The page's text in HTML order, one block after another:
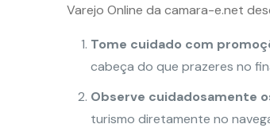
Varejo Online da camara-e.net
Tome cuidado com
cabeça do que prazeres no
Observe cuidadosamente
turismo diretamente no